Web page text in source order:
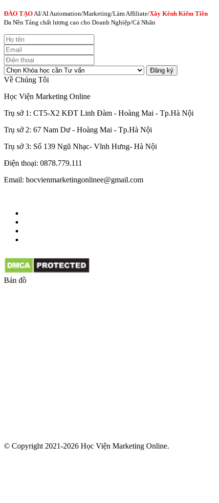
ĐÀO TẠOAI/AI Automation/Marketing/Làm Affiliate/Xây Kênh Kiếm Tiền
Đa Nền Tảng chất lượng cao cho Doanh Nghiệp/Cá Nhân
Đăng ký
Về Chúng Tôi
Học Viện Marketing Online
Trụ sở 1: CT5-X2 KĐT Linh Đàm - Hoàng Mai - Tp.Hà Nội
Trụ sở 2: 67 Nam Dư - Hoàng Mai - Tp.Hà Nội
Trụ sở 3: Số 139 Ngũ Nhạc- Vĩnh Hưng- Hà Nội
Điện thoại: 0878.779.111
Email: hocvienmarketingonlinee@gmail.com
Bản đồ
© Copyright 2021-2026 Học Viện Marketing Online.